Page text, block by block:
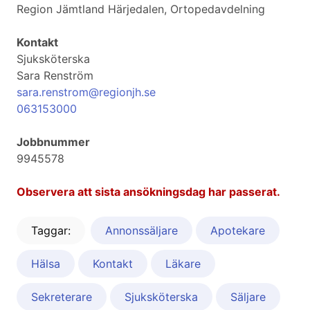
Region Jämtland Härjedalen, Ortopedavdelning
Kontakt
Sjuksköterska
Sara Renström
sara.renstrom@regionjh.se
063153000
Jobbnummer
9945578
Observera att sista ansökningsdag har passerat.
Taggar: Annonssäljare Apotekare
Hälsa Kontakt Läkare
Sekreterare Sjuksköterska Säljare